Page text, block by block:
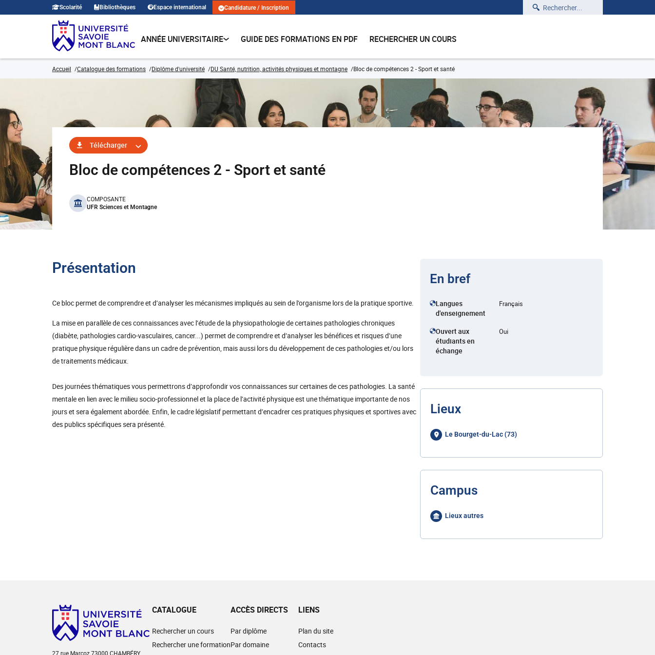
Scolarité Bibliothèques Espace international Candidature / Inscription Rechercher
ANNÉE UNIVERSITAIRE GUIDE DES FORMATIONS EN PDF RECHERCHER UN COURS
Accueil Catalogue des formations Diplôme d'université DU Santé, nutrition, activités physiques et montagne Bloc de compétences 2 - Sport et santé
Télécharger
Bloc de compétences 2 - Sport et santé
benefits
COMPOSANTE
UFR Sciences et Montagne
Présentation
Ce bloc permet de comprendre et d’analyser les mécanismes impliqués au sein de l’organisme lors de la pratique sportive.
La mise en parallèle de ces connaissances avec l’étude de la physiopathologie de certaines pathologies chroniques
(diabète, pathologies cardio-vasculaires, cancer...) permet de comprendre et d’analyser les bénéfices et risques d’une
pratique physique régulière dans un cadre de prévention, mais aussi lors du développement de ces pathologies et/ou lors
de traitements médicaux.
Des journées thématiques vous permettrons d’approfondir vos connaissances sur certaines de ces pathologies. La santé
mentale en lien avec le milieu socio-professionnel et la place de l’activité physique est une thématique importante de nos
jours et sera également abordée. Enfin, le cadre législatif permettant d’encadrer ces pratiques physiques et sportives avec
des publics spécifiques sera présenté.
En bref
Langues
d'enseignement
Français
Ouvert aux
étudiants en
échange
Oui
Lieux
Le Bourget-du-Lac (73)
Campus
Lieux autres
27 rue Marcoz 73000 CHAMBÉRY
CATALOGUE
Rechercher un cours
Rechercher une formation
ACCÈS DIRECTS
Par diplôme
Par domaine
LIENS
Plan du site
Contacts